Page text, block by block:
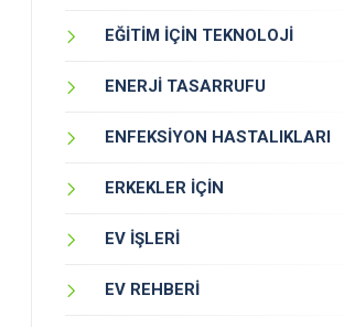
EĞİTİM İÇİN TEKNOLOJİ
ENERJİ TASARRUFU
ENFEKSİYON HASTALIKLARI
ERKEKLER İÇİN
EV İŞLERİ
EV REHBERİ